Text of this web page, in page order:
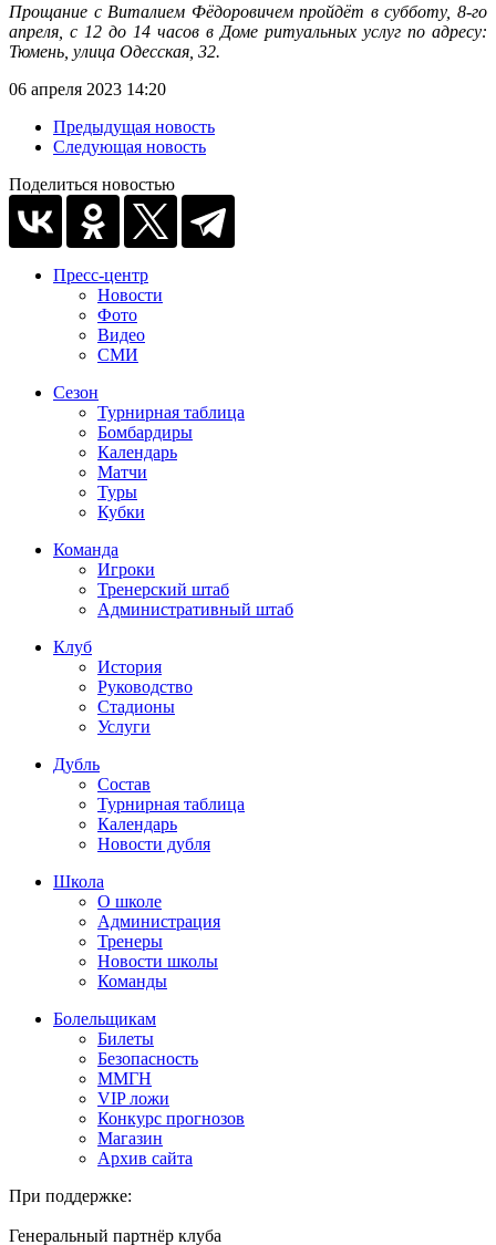
Прощание с Виталием Фёдоровичем пройдёт в субботу, 8-го
апреля, с 12 до 14 часов в Доме ритуальных услуг по адресу:
Тюмень, улица Одесская, 32.
06 апреля 2023 14:20
Предыдущая новость
Следующая новость
Поделиться новостью
Пресс-центр
Новости
Фото
Видео
СМИ
Сезон
Турнирная таблица
Бомбардиры
Календарь
Матчи
Туры
Кубки
Команда
Игроки
Тренерский штаб
Административный штаб
Клуб
История
Руководство
Стадионы
Услуги
Дубль
Состав
Турнирная таблица
Календарь
Новости дубля
Школа
О школе
Администрация
Тренеры
Новости школы
Команды
Болельщикам
Билеты
Безопасность
ММГН
VIP ложи
Конкурс прогнозов
Магазин
Архив сайта
При поддержке:
Генеральный партнёр клуба